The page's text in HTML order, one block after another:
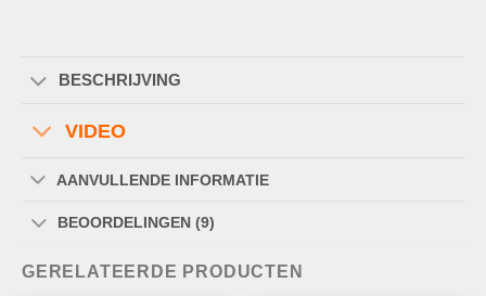
BESCHRIJVING
VIDEO
AANVULLENDE INFORMATIE
BEOORDELINGEN (9)
GERELATEERDE PRODUCTEN